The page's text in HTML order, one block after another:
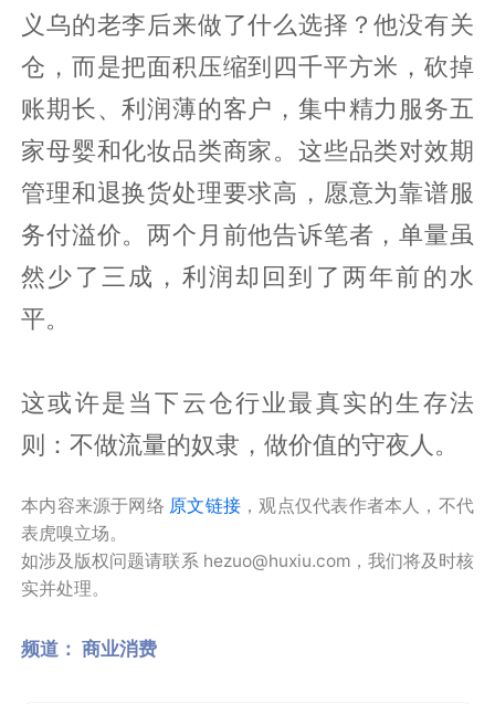
义乌的老李后来做了什么选择？他没有关
仓，而是把面积压缩到四千平方米，砍掉
账期长、利润薄的客户，集中精力服务五
家母婴和化妆品类商家。这些品类对效期
管理和退换货处理要求高，愿意为靠谱服
务付溢价。两个月前他告诉笔者，单量虽
然少了三成，利润却回到了两年前的水
平。
这或许是当下云仓行业最真实的生存法
则：不做流量的奴隶，做价值的守夜人。
本内容来源于网络 原文链接 ，观点仅代表作者本人，不代
表虎嗅立场。
如涉及版权问题请联系 hezuo@huxiu.com，我们将及时核
实并处理。
频道： 商业消费